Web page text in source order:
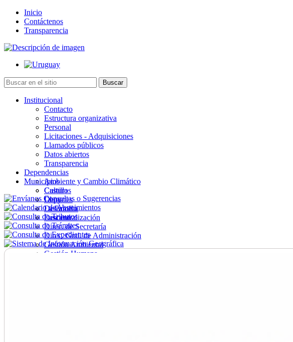
Inicio
Contáctenos
Transparencia
Institucional
Contacto
Estructura organizativa
Personal
Licitaciones - Adquisiciones
Llamados públicos
Datos abiertos
Transparencia
Dependencias
Ambiente y Cambio Climático
Cultura
Deportes
Desarrollo
Descentralización
Direc. de Secretaría
Direc. Gral. de Administración
Gestión Ambiental
Gestión Humana
Municipios
Castillos
Chuy
La Paloma
Lascano